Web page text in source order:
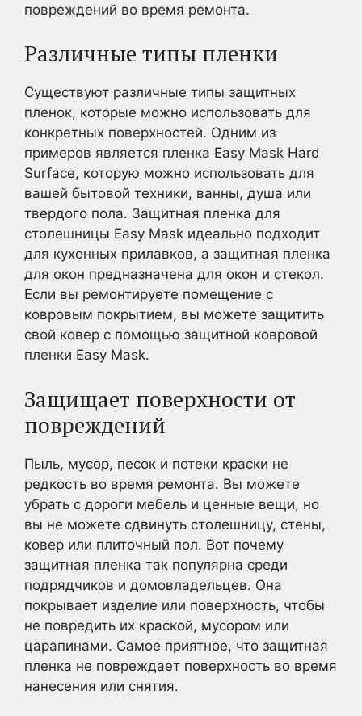
повреждений во время ремонта.
Различные типы пленки
Существуют различные типы защитных
пленок, которые можно использовать для
конкретных поверхностей. Одним из
примеров является пленка Easy Mask Hard
Surface, которую можно использовать для
вашей бытовой техники, ванны, душа или
твердого пола. Защитная пленка для
столешницы Easy Mask идеально подходит
для кухонных прилавков, а защитная пленка
для окон предназначена для окон и стекол.
Если вы ремонтируете помещение с
ковровым покрытием, вы можете защитить
свой ковер с помощью защитной ковровой
пленки Easy Mask.
Защищает поверхности от
повреждений
Пыль, мусор, песок и потеки краски не
редкость во время ремонта. Вы можете
убрать с дороги мебель и ценные вещи, но
вы не можете сдвинуть столешницу, стены,
ковер или плиточный пол. Вот почему
защитная пленка так популярна среди
подрядчиков и домовладельцев. Она
покрывает изделие или поверхность, чтобы
не повредить их краской, мусором или
царапинами. Самое приятное, что защитная
пленка не повреждает поверхность во время
нанесения или снятия.